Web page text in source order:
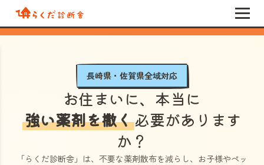
長崎県・佐賀県全域対応
お住まいに、本当に
強い薬剤を撒く必要があります
か？
「らくだ診断舎」 は、不要な薬剤散布を減らし、お子様やペッ